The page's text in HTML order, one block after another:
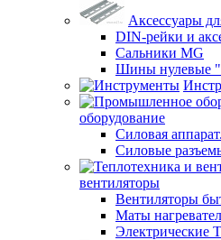
Аксессуары
DIN-рейки и
Сальники MG
Шины нулевые
оборудование
Силовая
Силовые
вентиляторы
Вентиляторы
Маты
Электрические